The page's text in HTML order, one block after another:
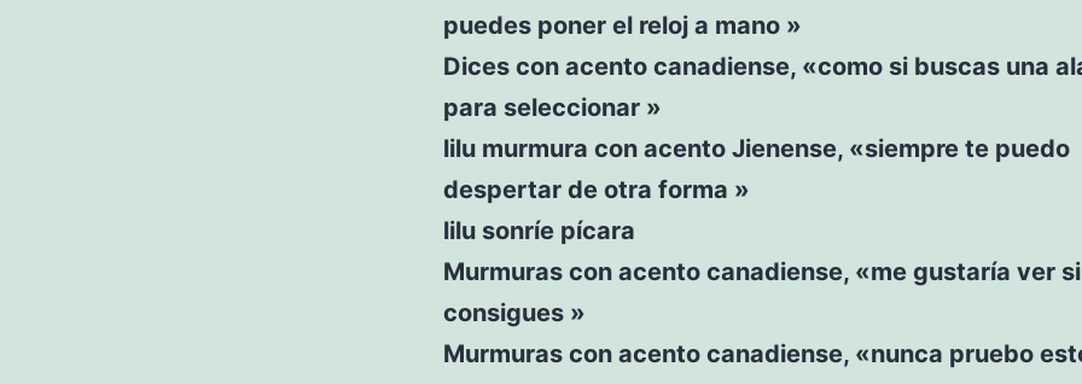
puedes poner el reloj a mano »
Dices con acento canadiense, «como si buscas una
para seleccionar »
lilu murmura con acento Jienense, «siempre te puedo
despertar de otra forma »
lilu sonríe pícara
Murmuras con acento canadiense, «me gustaría ver si
consigues »
Murmuras con acento canadiense, «nunca pruebo